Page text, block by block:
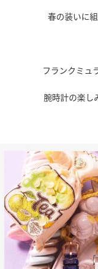
春の装いに
フランクミュ
腕時計の楽し